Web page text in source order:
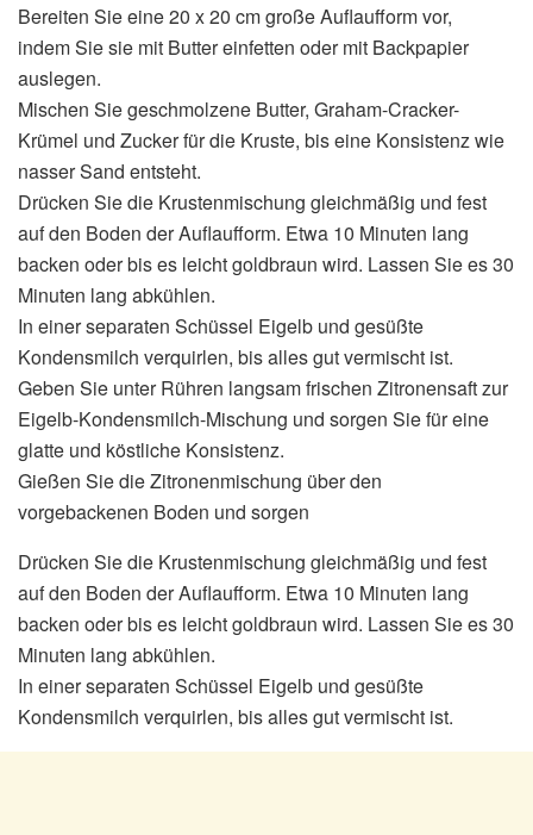
Bereiten Sie eine 20 x 20 cm große Auflaufform vor,
indem Sie sie mit Butter einfetten oder mit Backpapier
auslegen.
Mischen Sie geschmolzene Butter, Graham-Cracker-
Krümel und Zucker für die Kruste, bis eine Konsistenz wie
nasser Sand entsteht.
Drücken Sie die Krustenmischung gleichmäßig und fest
auf den Boden der Auflaufform. Etwa 10 Minuten lang
backen oder bis es leicht goldbraun wird. Lassen Sie es 30
Minuten lang abkühlen.
In einer separaten Schüssel Eigelb und gesüßte
Kondensmilch verquirlen, bis alles gut vermischt ist.
Geben Sie unter Rühren langsam frischen Zitronensaft zur
Eigelb-Kondensmilch-Mischung und sorgen Sie für eine
glatte und köstliche Konsistenz.
Gießen Sie die Zitronenmischung über den
vorgebackenen Boden und sorgen
Drücken Sie die Krustenmischung gleichmäßig und fest
auf den Boden der Auflaufform. Etwa 10 Minuten lang
backen oder bis es leicht goldbraun wird. Lassen Sie es 30
Minuten lang abkühlen.
In einer separaten Schüssel Eigelb und gesüßte
Kondensmilch verquirlen, bis alles gut vermischt ist.